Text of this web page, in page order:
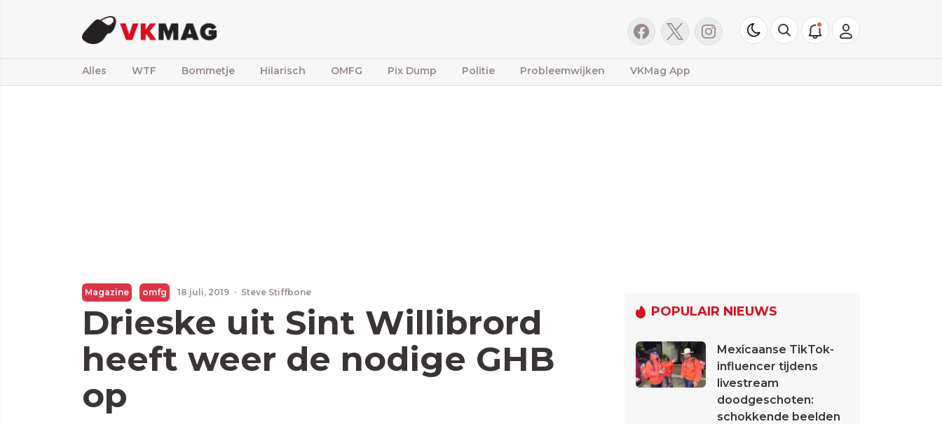
Alles WTF Bommetje Hilarisch OMFG Pix Dump Politie Probleemwijken VKMag App
Magazine omfg 18 juli, 2019 · Steve Stiffbone
Drieske uit Sint Willibrord
heeft weer de nodige GHB
op
POPULAIR NIEUWS
Mexicaanse TikTok-
influencer tijdens
livestream
doodgeschoten:
schokkende beelden